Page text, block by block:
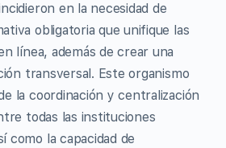
en la necesidad de
obligatoria que unifique las
línea, además de crear una
transversal. Este organismo
la coordinación y centralización
todas las instituciones
como la capacidad de